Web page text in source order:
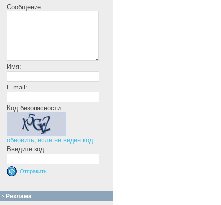
Сообщение:
Имя:
E-mail:
Код безопасности:
обновить, если не виден код
Введите код:
Реклама